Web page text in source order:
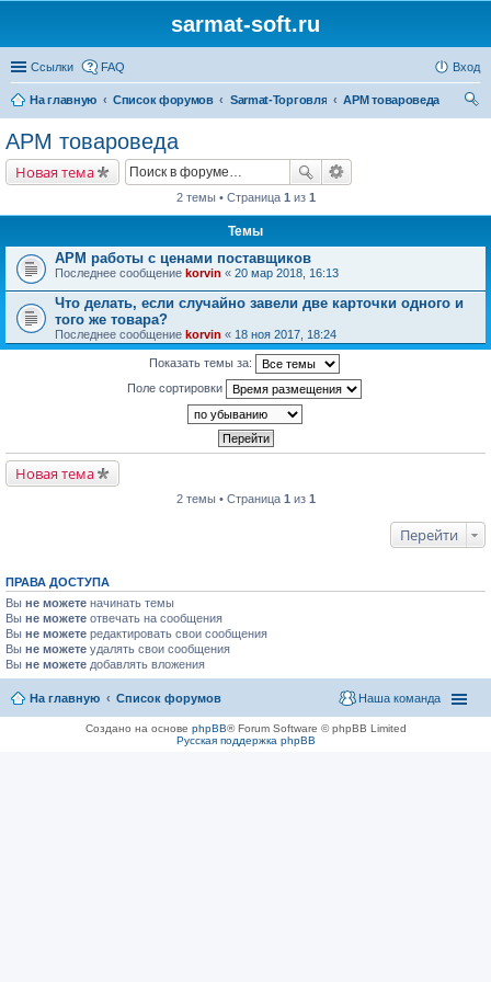
sarmat-soft.ru
Ссылки FAQ Вход
На главную Список форумов Sarmat-Торговля
АРМ товароведа
АРМ товароведа
Новая тема
2 темы • Страница 1 из 1
Темы
АРМ работы с ценами поставщиков
Последнее сообщение korvin « 20 мар 2018, 16:13
Что делать, если случайно завели две карточки одного и
того же товара?
Последнее сообщение korvin « 18 ноя 2017, 18:24
Показать темы за:
Поле сортировки
Новая тема
2 темы • Страница 1 из 1
Перейти
ПРАВА ДОСТУПА
Вы не можете начинать темы
Вы не можете отвечать на сообщения
Вы не можете редактировать свои сообщения
Вы не можете удалять свои сообщения
Вы не можете добавлять вложения
На главную Список форумов Наша команда
Создано на основе phpBB® Forum Software © phpBB Limited
Русская поддержка phpBB